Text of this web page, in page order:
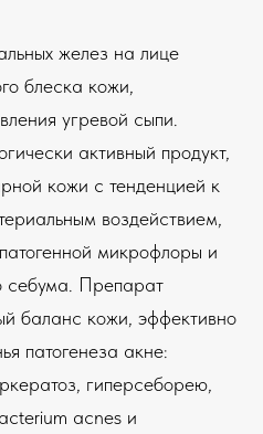
желез на лице
блеска кожи,
угревой сыпи.
активный продукт,
кожи с тенденцией к
воздействием,
микрофлоры и
себума. Препарат
баланс кожи, эффективно
патогенеза акне:
гиперсеборею,
acnes и